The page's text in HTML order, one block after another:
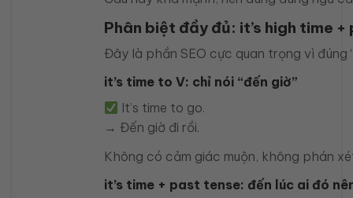
Phân biệt đầy đủ: it’s high time
Đây là phần SEO cực quan trọng vì đúng
it’s time to V: chỉ nói “đến giờ”
It’s time to go.
→ Đến giờ đi rồi.
Không có cảm giác muộn, không phán
it’s time + past tense: đến lúc ai đó